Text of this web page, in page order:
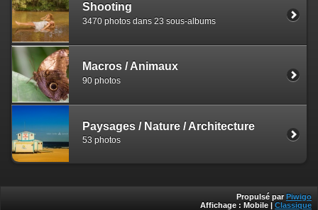
Shooting
3470 photos dans 23 sous-albums
Macros / Animaux
90 photos
Paysages / Nature / Architecture
53 photos
Propulsé par Piwigo
Affichage : Mobile Classique